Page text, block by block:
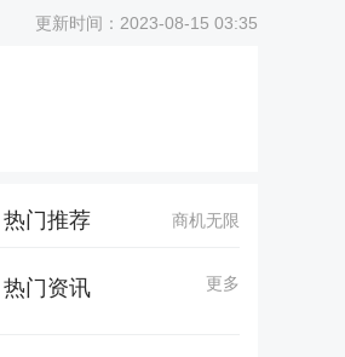
更新时间：2023-08-15 03:35
热门推荐 商机无限
热门资讯 更多